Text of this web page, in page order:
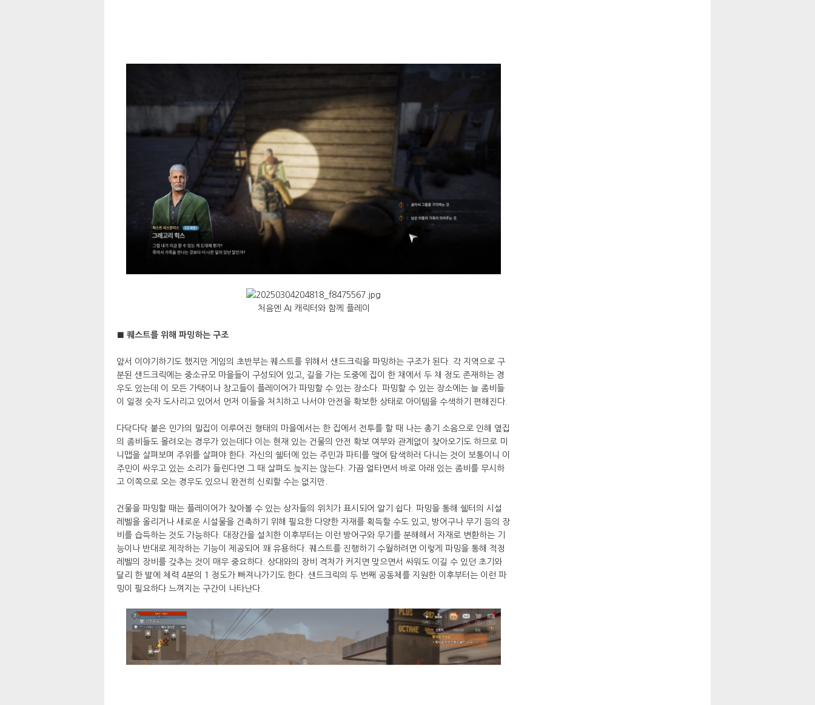
처음엔 AI 캐릭터와 함께 플레이
■ 퀘스트를 위해 파밍하는 구조
앞서 이야기하기도 했지만 게임의 초반부는 퀘스트를 위해서 샌드크릭을 파밍하는 구조가 된다. 각 지역으로 구
분된 샌드크릭에는 중소규모 마을들이 구성되어 있고, 길을 가는 도중에 집이 한 채에서 두 채 정도 존재하는 경
우도 있는데 이 모든 가택이나 창고들이 플레이어가 파밍할 수 있는 장소다. 파밍할 수 있는 장소에는 늘 좀비들
이 일정 숫자 도사리고 있어서 먼저 이들을 처치하고 나서야 안전을 확보한 상태로 아이템을 수색하기 편해진다.
다닥다닥 붙은 민가의 밀집이 이루어진 형태의 마을에서는 한 집에서 전투를 할 때 나는 총기 소음으로 인해 옆집
의 좀비들도 몰려오는 경우가 있는데다 이는 현재 있는 건물의 안전 확보 여부와 관계없이 찾아오기도 하므로 미
니맵을 살펴보며 주위를 살펴야 한다. 자신의 쉘터에 있는 주민과 파티를 맺어 탐색하러 다니는 것이 보통이니 이
주민이 싸우고 있는 소리가 들린다면 그 때 살펴도 늦지는 않는다. 가끔 얼타면서 바로 아래 있는 좀비를 무시하
고 이쪽으로 오는 경우도 있으니 완전히 신뢰할 수는 없지만.
건물을 파밍할 때는 플레이어가 찾아볼 수 있는 상자들의 위치가 표시되어 알기 쉽다. 파밍을 통해 쉘터의 시설
레벨을 올리거나 새로운 시설물을 건축하기 위해 필요한 다양한 자재를 획득할 수도 있고, 방어구나 무기 등의 장
비를 습득하는 것도 가능하다. 대장간을 설치한 이후부터는 이런 방어구와 무기를 분해해서 자재로 변환하는 기
능이나 반대로 제작하는 기능이 제공되어 꽤 유용하다. 퀘스트를 진행하기 수월하려면 이렇게 파밍을 통해 적정
레벨의 장비를 갖추는 것이 매우 중요하다. 상대와의 장비 격차가 커지면 맞으면서 싸워도 이길 수 있던 초기와
달리 한 발에 체력 4분의 1 정도가 빠져나가기도 한다. 샌드크릭의 두 번째 공동체를 지원한 이후부터는 이런 파
밍이 필요하다 느껴지는 구간이 나타난다.